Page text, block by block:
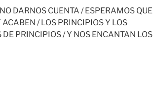
DARNOS CUENTA / ESPERAMOS QUE
/ LOS PRINCIPIOS Y LOS
PRINCIPIOS / Y NOS ENCANTAN LOS